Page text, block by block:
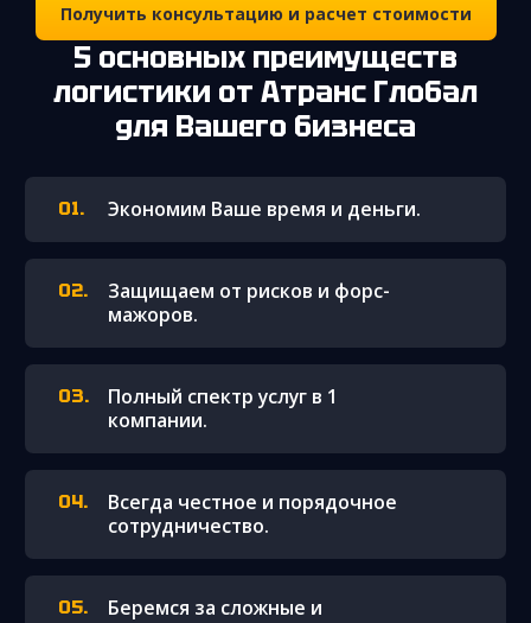
Получить консультацию и расчет стоимости
5 основных преимуществ
логистики от Атранс Глобал
для Вашего бизнеса
Экономим Ваше время и деньги.
Защищаем от рисков и форс-
мажоров.
Полный спектр услуг в 1
компании.
Всегда честное и порядочное
сотрудничество.
Беремся за сложные и